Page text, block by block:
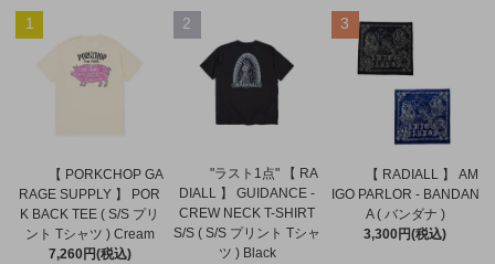
1
【 PORKCHOP GA
RAGE SUPPLY 】 POR
K BACK TEE ( S/S プリ
ント Tシャツ ) Cream
7,260円(税込)
2
"ラスト1点" 【 RA
DIALL 】 GUIDANCE -
CREW NECK T-SHIRT
S/S ( S/S プリント Tシャ
ツ ) Black
3
【 RADIALL 】 AM
IGO PARLOR - BANDAN
A ( バンダナ )
3,300円(税込)